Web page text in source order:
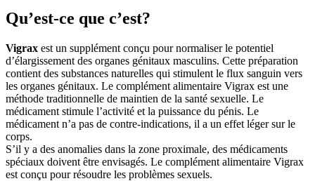
Qu’est-ce que c’est?
Vigrax est un supplément conçu pour normaliser le potentiel
d’élargissement des organes génitaux masculins. Cette préparation
contient des substances naturelles qui stimulent le flux sanguin vers
les organes génitaux. Le complément alimentaire Vigrax est une
méthode traditionnelle de maintien de la santé sexuelle. Le
médicament stimule l’activité et la puissance du pénis. Le
médicament n’a pas de contre-indications, il a un effet léger sur le
corps.
S’il y a des anomalies dans la zone proximale, des médicaments
spéciaux doivent être envisagés. Le complément alimentaire Vigrax
est conçu pour résoudre les problèmes sexuels.